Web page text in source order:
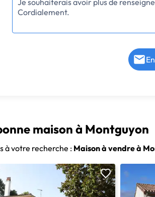
maison à Montguyon
à votre recherche : Maison à vendre à